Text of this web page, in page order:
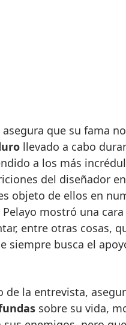
asegura que su fama
llevado a cabo
a los más
del diseñador
objeto de ellos en
Pelayo mostró una
entre otras cosas,
siempre busca el
de la entrevista,
sobre su vida,